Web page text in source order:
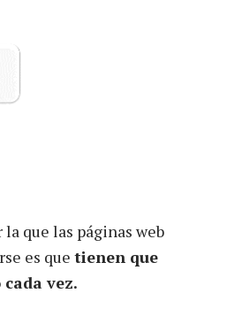
que las páginas web
es que tienen que
vez.